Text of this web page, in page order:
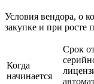
Условия вендора, о
закупке и при росте
Когда
начинается
Срок